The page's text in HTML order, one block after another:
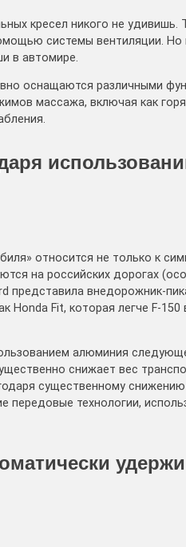
кресел никого не удивишь.
системы вентиляции. Но
в автомире.
оснащаются различными
массажа, включая как
относится не только к
на российских дорогах
представила внедорожник-
Honda Fit, которая легче F-150
алюминия
снижает вес
существенному
передовые технологии,